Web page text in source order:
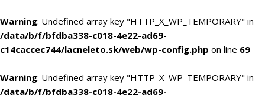
Warning: Undefined array key "HTTP_X_WP_TEMPORARY" in
/data/b/f/bfdba338-c018-4e22-ad69-
c14caccec744/lacneleto.sk/web/wp-config.php on line 69
Warning: Undefined array key "HTTP_X_WP_TEMPORARY" in
/data/b/f/bfdba338-c018-4e22-ad69-